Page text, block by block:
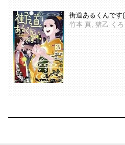
街道あるくんです
竹本 真, 猪乙 くろ